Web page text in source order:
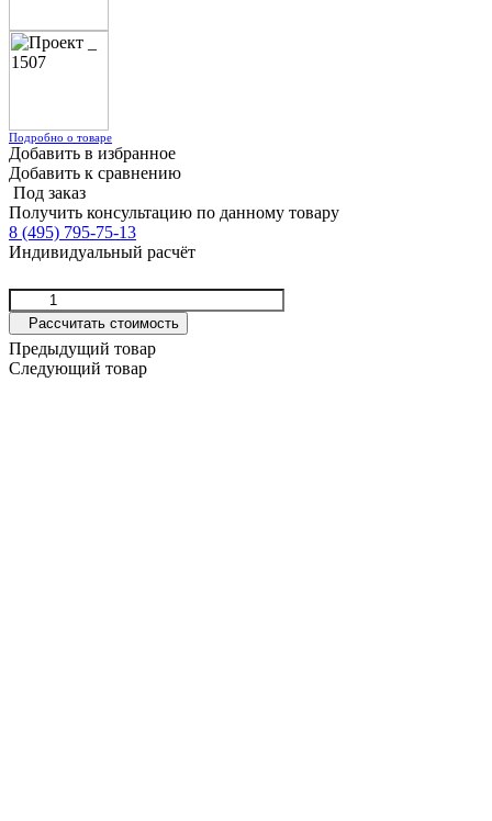
Подробно о товаре
Добавить в избранное
Добавить к сравнению
Под заказ
Получить консультацию по данному товару
8 (495) 795-75-13
Индивидуальный расчёт
Рассчитать стоимость
Предыдущий товар
Следующий товар